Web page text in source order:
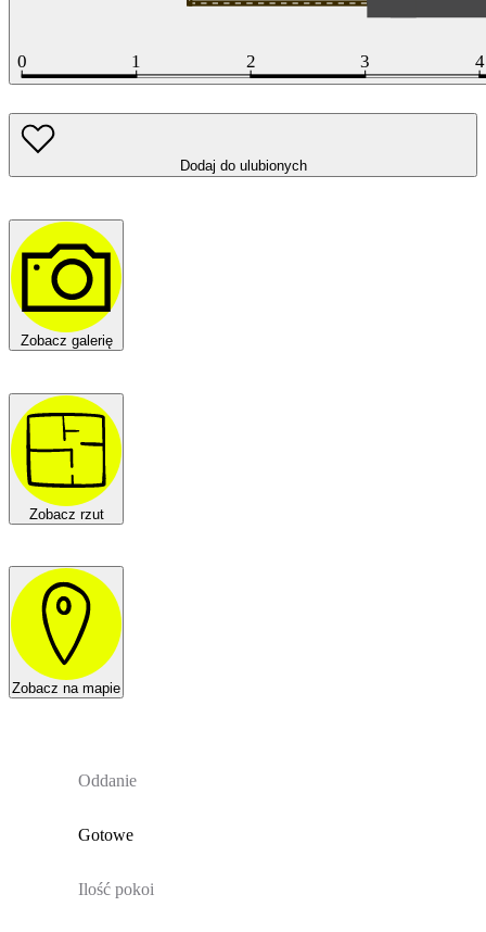
Dodaj do ulubionych
Zobacz galerię
Zobacz rzut
Zobacz na mapie
Oddanie
Gotowe
Ilość pokoi